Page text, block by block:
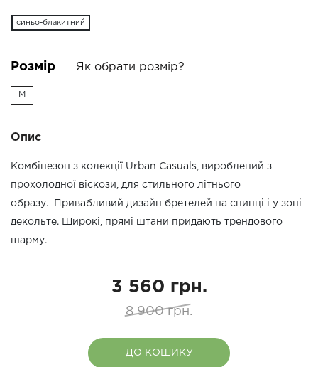
синьо-блакитний
Розмір Як обрати розмір?
M
Опис
Комбінезон з колекції Urban Casuals, вироблений з
прохолодної віскози, для стильного літнього
образу. Привабливий дизайн бретелей на спинці і у зоні
декольте. Широкі, прямі штани придають трендового
шарму.
3 560 грн.
8 900 грн.
ДО КОШИКУ